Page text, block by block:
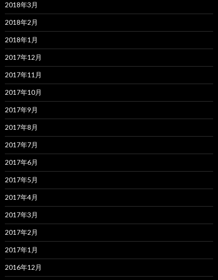
2018年3月
2018年2月
2018年1月
2017年12月
2017年11月
2017年10月
2017年9月
2017年8月
2017年7月
2017年6月
2017年5月
2017年4月
2017年3月
2017年2月
2017年1月
2016年12月